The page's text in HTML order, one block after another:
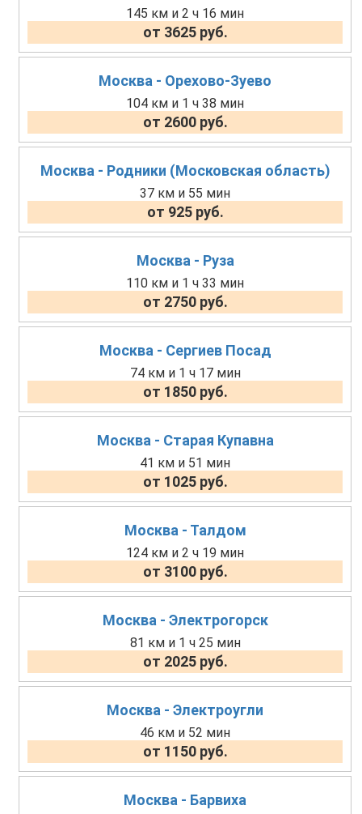
145 км и 2 ч 16 мин
от 3625 руб.
Москва - Орехово-Зуево
104 км и 1 ч 38 мин
от 2600 руб.
Москва - Родники (Московская область)
37 км и 55 мин
от 925 руб.
Москва - Руза
110 км и 1 ч 33 мин
от 2750 руб.
Москва - Сергиев Посад
74 км и 1 ч 17 мин
от 1850 руб.
Москва - Старая Купавна
41 км и 51 мин
от 1025 руб.
Москва - Талдом
124 км и 2 ч 19 мин
от 3100 руб.
Москва - Электрогорск
81 км и 1 ч 25 мин
от 2025 руб.
Москва - Электроугли
46 км и 52 мин
от 1150 руб.
Москва - Барвиха